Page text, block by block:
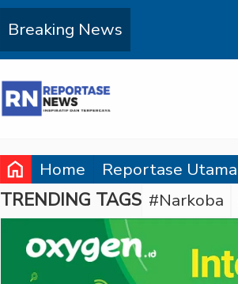
Breaking News
home Home Reportase Utama
TRENDING TAGS #Narkoba